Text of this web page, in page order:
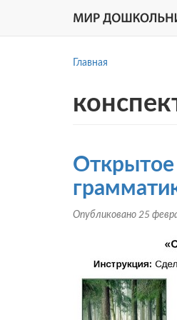
Главная
Открытое
Опубликовано 25